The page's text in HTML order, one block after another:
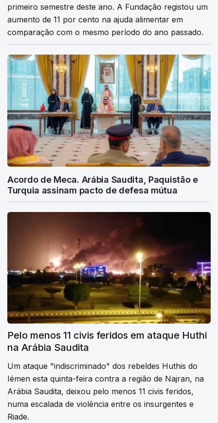
primeiro semestre deste ano. A Fundação registou um
aumento de 11 por cento na ajuda alimentar em
comparação com o mesmo período do ano passado.
Acordo de Meca. Arábia Saudita, Paquistão e
Turquia assinam pacto de defesa mútua
Pelo menos 11 civis feridos em ataque Huthi
na Arábia Saudita
Um ataque "indiscriminado" dos rebeldes Huthis do
Iémen esta quinta-feira contra a região de Najran, na
Arábia Saudita, deixou pelo menos 11 civis feridos,
numa escalada de violência entre os insurgentes e
Riade.